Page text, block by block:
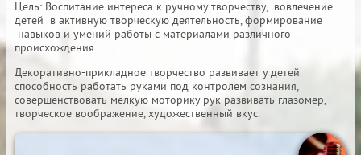
Цель: Воспитание интереса к ручному творчеству, вовлечение
детей в активную творческую деятельность, формирование
навыков и умений работы с материалами различного
происхождения.
Декоративно-прикладное творчество развивает у детей
способность работать руками под контролем сознания,
совершенствовать мелкую моторику рук развивать глазомер,
творческое воображение, художественный вкус.